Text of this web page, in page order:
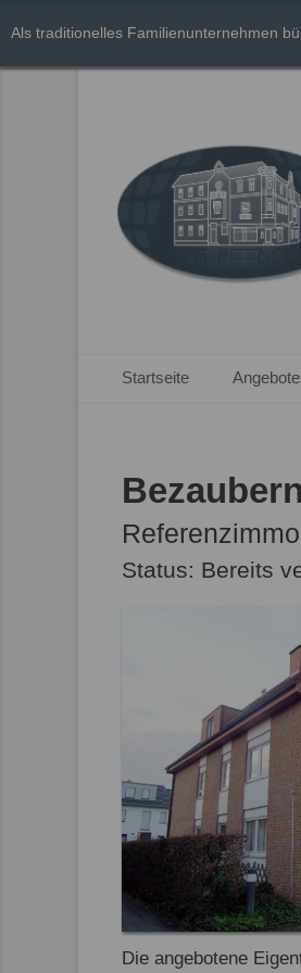
Als traditionelles Familienunternehmen
Primäres Menü
Inhalt
Startseite Angebote
Status: Bereits
Die angebotene